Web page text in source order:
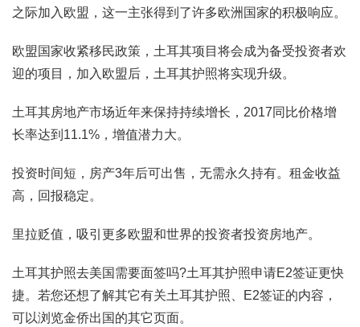
之际加入欧盟，这一主张得到了许多欧洲国家的积极响应。
欧盟国家收紧移民政策，土耳其项目将会成为备受投资者欢
迎的项目，加入欧盟后，土耳其护照将实现升级。
土耳其房地产市场近年来保持持续增长，2017同比价格增
长率达到11.1%，增值潜力大。
投资时间短，房产3年后可出售，无需永久持有。租金收益
高，回报稳定。
里拉贬值，吸引更多欧盟和世界的投资者投资房地产。
土耳其护照去美国需要面签吗?土耳其护照申请E2签证更快
捷。若您还想了解其它有关土耳其护照、E2签证的内容，
可以浏览金侨出国的其它页面。